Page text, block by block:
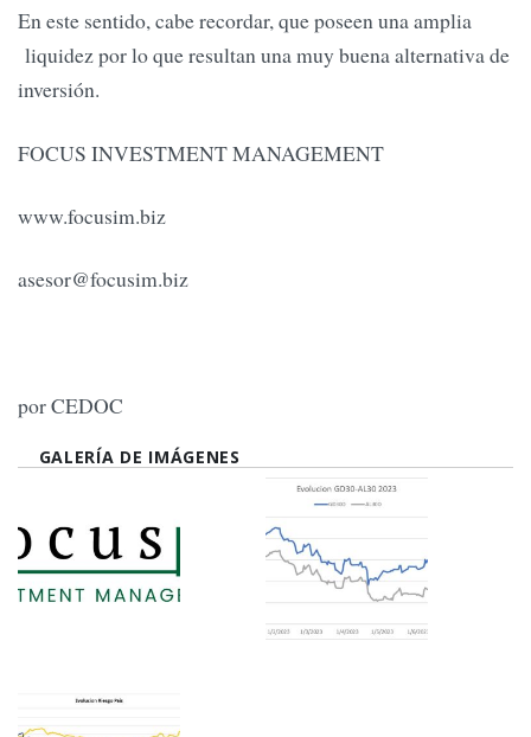
En este sentido, cabe recordar, que poseen una amplia
liquidez por lo que resultan una muy buena alternativa de
inversión.
FOCUS INVESTMENT MANAGEMENT
www.focusim.biz
asesor@focusim.biz
por CEDOC
GALERÍA DE IMÁGENES